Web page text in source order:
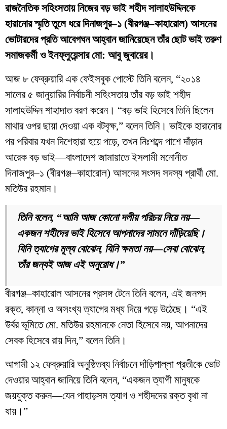
রাজনৈতিক সহিংসতায় নিজের বড় ভাই শহীদ সালাহউদ্দিনকে
হারানোর স্মৃতি তুলে ধরে দিনাজপুর–১ (বীরগঞ্জ–কাহারোল) আসনের
ভোটারদের প্রতি আবেগঘন আহ্বান জানিয়েছেন তাঁর ছোট ভাই তরুণ
সমাজকর্মী ও ইনফ্লুয়েন্সার মো: আবু জুবায়ের।
আজ ৮ ফেব্রুয়ারি এক ফেইসবুক পোস্টে তিনি বলেন, “২০১৪
সালের ৫ জানুয়ারির নির্বাচনী সহিংসতায় তাঁর বড় ভাই শহীদ
সালাহউদ্দিন শাহাদাত বরণ করেন। “বড় ভাই হিসেবে তিনি ছিলেন
মাথার ওপর ছায়া দেওয়া এক বটবৃক্ষ,” বলেন তিনি। ভাইকে হারানোর
পর পরিবার যখন দিশেহারা হয়ে পড়ে, তখন নিঃশব্দে পাশে দাঁড়ান
আরেক বড় ভাই—বাংলাদেশ জামায়াতে ইসলামী মনোনীত
দিনাজপুর–১ (বীরগঞ্জ–কাহারোল) আসনের সংসদ সদস্য প্রার্থী মো.
মতিউর রহমান।
তিনি বলেন, “আমি আজ কোনো দলীয় পরিচয় নিয়ে নয়—
একজন শহীদের ভাই হিসেবে আপনাদের সামনে দাঁড়িয়েছি।
যিনি ত্যাগের মূল্য বোঝেন, যিনি ক্ষমতা নয়—সেবা বোঝেন,
তাঁর জন্যই আজ এই অনুরোধ।”
বীরগঞ্জ–কাহারোল আসনের প্রসঙ্গ টেনে তিনি বলেন, এই জনপদ
রক্ত, কান্না ও অসংখ্য ত্যাগের মধ্য দিয়ে গড়ে উঠেছে। “এই
উর্বর ভূমিতে মো. মতিউর রহমানকে নেতা হিসেবে নয়, আপনাদের
সেবক হিসেবে রায় দিন,” বলেন তিনি।
আগামী ১২ ফেব্রুয়ারি অনুষ্ঠিতব্য নির্বাচনে দাঁড়িপাল্লা প্রতীকে ভোট
দেওয়ার আহ্বান জানিয়ে তিনি বলেন, “একজন ত্যাগী মানুষকে
জয়যুক্ত করুন—যেন পাহাড়সম ত্যাগ ও শহীদদের রক্ত বৃথা না
যায়।”